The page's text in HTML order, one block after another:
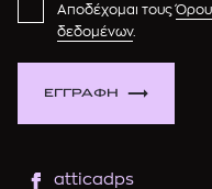
ΕΓΓΡΑΦΗ
Αποδέχομαι τους
δεδομένων.
atticadps